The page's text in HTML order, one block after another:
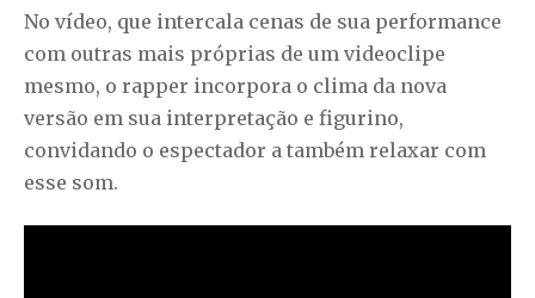
No vídeo, que intercala cenas de sua performance
com outras mais próprias de um videoclipe
mesmo, o rapper incorpora o clima da nova
versão em sua interpretação e figurino,
convidando o espectador a também relaxar com
esse som.